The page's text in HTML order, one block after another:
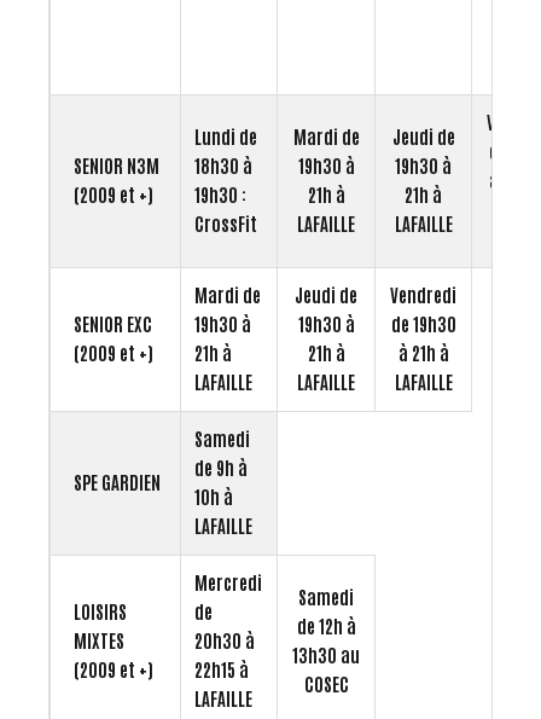
SENIOR N3M
(2009 et +)
Lundi de
18h30 à
19h30 :
CrossFit
Mardi de
19h30 à
21h à
LAFAILLE
Jeudi de
19h30 à
21h à
LAFAILLE
de
à
SENIOR EXC
(2009 et +)
Mardi de
19h30 à
21h à
LAFAILLE
Jeudi de
19h30 à
21h à
LAFAILLE
Vendredi
de 19h30
à 21h à
LAFAILLE
SPE GARDIEN
Samedi
de 9h à
10h à
LAFAILLE
LOISIRS
MIXTES
(2009 et +)
Mercredi
de
20h30 à
22h15 à
LAFAILLE
Samedi
de 12h à
13h30 au
COSEC